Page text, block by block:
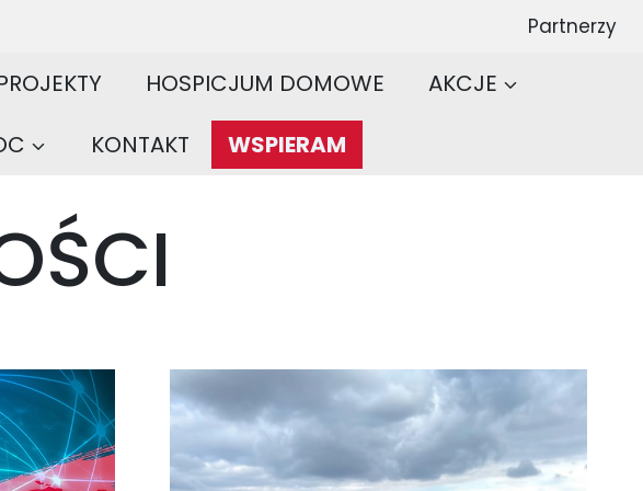
Partnerzy
HOSPICJUM DOMOWE
AKCJE
KONTAKT WSPIERAM